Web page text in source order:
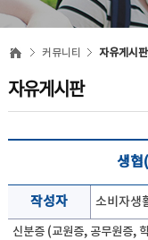
커뮤니티 자유게시판
자유게시판
생협
작성자 소비자생
신분증 (교원증, 공무원증,